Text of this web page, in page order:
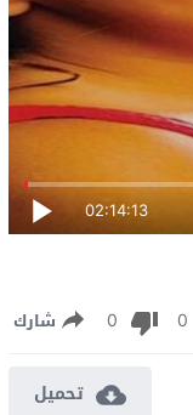
02:14:13
0
0 شارك
تحميل